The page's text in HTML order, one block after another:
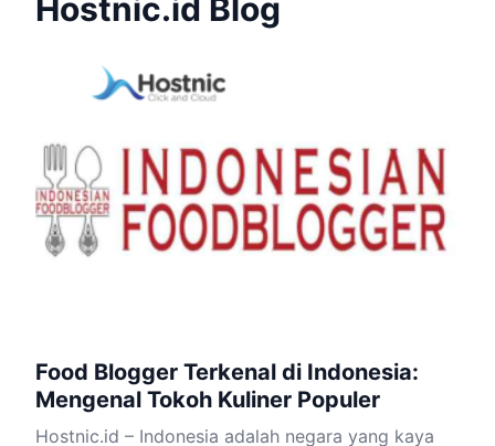
Hostnic.id Blog
Food Blogger Terkenal di Indonesia:
Mengenal Tokoh Kuliner Populer
Hostnic.id – Indonesia adalah negara yang kaya